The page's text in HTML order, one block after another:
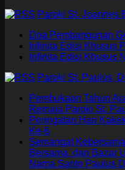
Paroki St. Joannes
Doa Pembangunan
Infinita Edisi Khusus
Infinita Edisi Khusus
Paroki St. Paulus,
Pembukaan Tahun
Remaja Paroki St.
Peringatan Hari
Ke-6
Semangat
Bersama, dan Bazar
Nama Santo Paulus